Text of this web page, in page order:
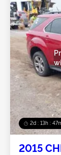
2d : 13h :
2015